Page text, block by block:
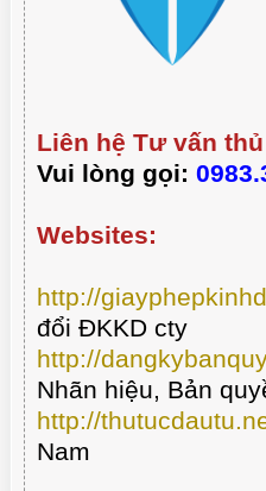
Liên hệ Tư vấn
Vui lòng gọi:
Websites:
http://
đổi ĐKKD cty
http://
Nhãn hiệu, Bản
http://
Nam